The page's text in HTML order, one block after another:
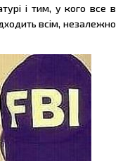
і тим, у кого все в
всім, незалежно